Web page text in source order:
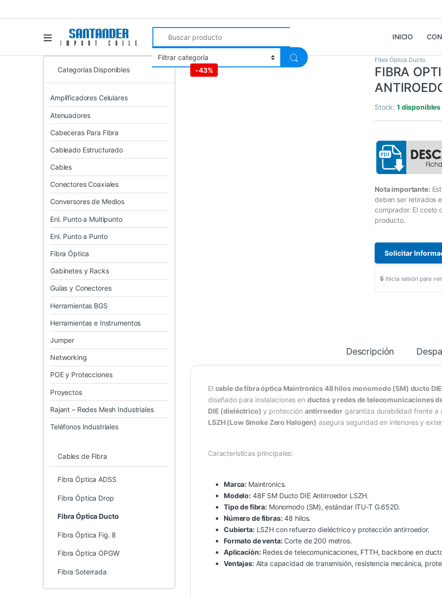
Search for:
INICIO
-43%
Fibra Óptica Ducto
FIBRA
Stock:1 disponibles
Nota importante:
deben ser retirados
comprador. El costo
producto.
Solicitar
🔒 Inicia sesión para
Descripción
El cable de fibra óptica Maintronics 48 hilos monomodo (SM) ducto
diseñado para instalaciones en ductos y redes de telecomunicaciones
DIE (dieléctrico) y protección antirroedor garantiza durabilidad frente a
LSZH (Low Smoke Zero Halogen) asegura seguridad en interiores y
Características principales:
Marca: Maintronics.
Modelo: 48F SM Ducto DIE Antirroedor LSZH.
Tipo de fibra: Monomodo (SM), estándar ITU-T G.652D.
Número de fibras:48 hilos.
Cubierta:LSZH con refuerzo dieléctrico y protección antirroedor.
Formato de venta:Corte de 200 metros.
Aplicación:Redes de telecomunicaciones, FTTH, backbone en
Ventajas:Alta capacidad de transmisión, resistencia mecánica,
Categorías Disponibles
Amplificadores Celulares
Atenuadores
Cabeceras Para Fibra
Cableado Estructurado
Cables
Conectores Coaxiales
Conversores de Medios
Enl. Punto a Multipunto
Enl. Punto a Punto
Fibra Óptica
Gabinetes y Racks
Guías y Conectores
Herramientas BGS
Herramientas e Instrumentos
Jumper
Networking
POE y Protecciones
Proyectos
Rajant – Redes Mesh Industriales
Teléfonos Industriales
Cables de Fibra
Fibra Óptica ADSS
Fibra Óptica Drop
Fibra Óptica Ducto
Fibra Óptica Fig. 8
Fibra Óptica OPGW
Fibra Soterrada